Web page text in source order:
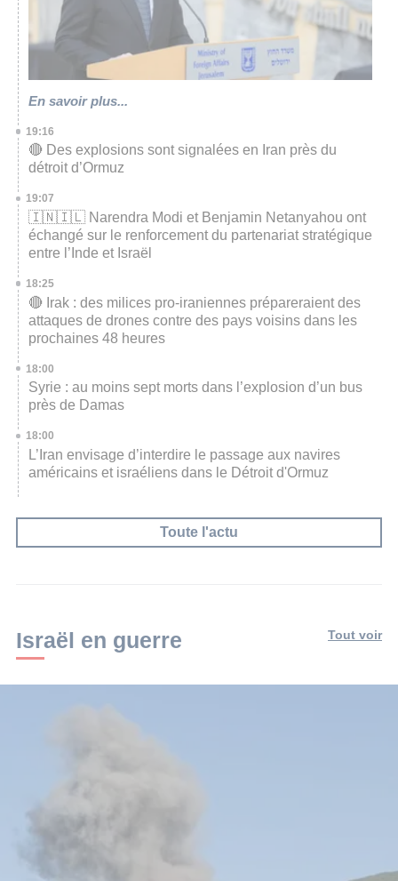
En savoir plus...
19:16
🔴 Des explosions sont signalées en Iran près du
détroit d’Ormuz
19:07
🇮🇳🇮🇱 Narendra Modi et Benjamin Netanyahou ont
échangé sur le renforcement du partenariat stratégique
entre l’Inde et Israël
18:25
🔴 Irak : des milices pro-iraniennes prépareraient des
attaques de drones contre des pays voisins dans les
prochaines 48 heures
18:00
Syrie : au moins sept morts dans l’explosion d’un bus
près de Damas
18:00
L’Iran envisage d’interdire le passage aux navires
américains et israéliens dans le Détroit d'Ormuz
Toute l'actu
Israël en guerre Tout voir